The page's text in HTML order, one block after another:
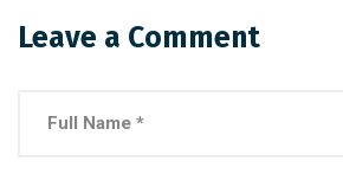
Leave a Comment